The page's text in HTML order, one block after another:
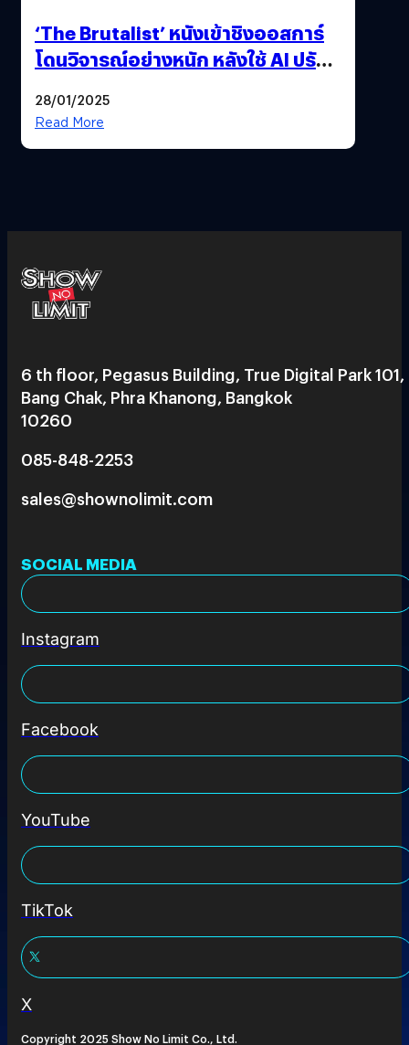
‘The Brutalist’ หนังเข้าชิงออสการ์
โดนวิจารณ์อย่างหนัก หลังใช้ AI ปรับ
28/01/2025
Read More
6 th floor, Pegasus Building, True Digital Park 101,
Bang Chak, Phra Khanong, Bangkok
10260
085-848-2253
sales@shownolimit.com
SOCIAL MEDIA
Instagram
Facebook
YouTube
TikTok
X
Copyright 2025 Show No Limit Co., Ltd.